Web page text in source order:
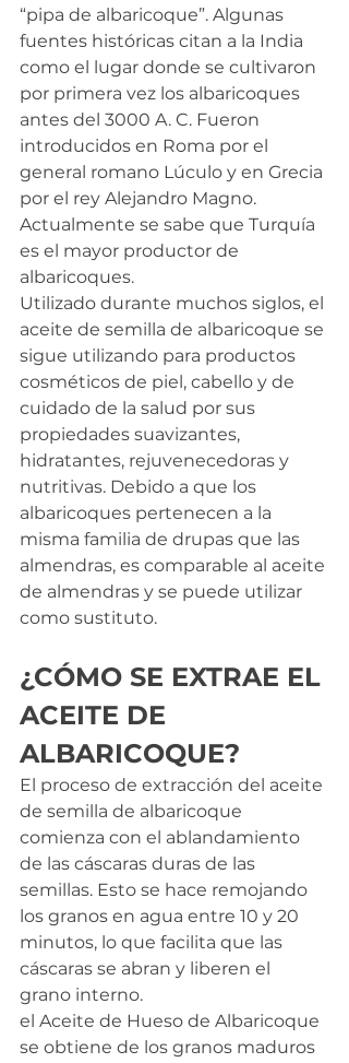
“pipa de albaricoque”. Algunas
fuentes históricas citan a la India
como el lugar donde se cultivaron
por primera vez los albaricoques
antes del 3000 A. C. Fueron
introducidos en Roma por el
general romano Lúculo y en Grecia
por el rey Alejandro Magno.
Actualmente se sabe que Turquía
es el mayor productor de
albaricoques.
Utilizado durante muchos siglos, el
aceite de semilla de albaricoque se
sigue utilizando para productos
cosméticos de piel, cabello y de
cuidado de la salud por sus
propiedades suavizantes,
hidratantes, rejuvenecedoras y
nutritivas. Debido a que los
albaricoques pertenecen a la
misma familia de drupas que las
almendras, es comparable al aceite
de almendras y se puede utilizar
como sustituto.
¿CÓMO SE EXTRAE EL
ACEITE DE
ALBARICOQUE?
El proceso de extracción del aceite
de semilla de albaricoque
comienza con el ablandamiento
de las cáscaras duras de las
semillas. Esto se hace remojando
los granos en agua entre 10 y 20
minutos, lo que facilita que las
cáscaras se abran y liberen el
grano interno.
el Aceite de Hueso de Albaricoque
se obtiene de los granos maduros